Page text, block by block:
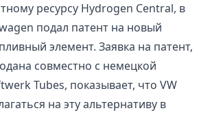
ресурсу Hydrogen Central, в
подал патент на новый
элемент. Заявка на патент,
совместно с немецкой
Tubes, показывает, что VW
на эту альтернативу в